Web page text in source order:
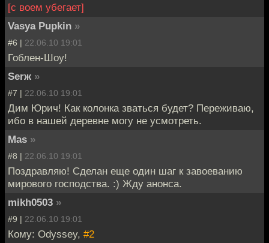
[с воем убегает]
Vasya Pupkin »
#6 | 22.06.10 19:01
Гоблен-Шоу!
Serж »
#7 | 22.06.10 19:01
Дим Юрич! Как колонка зваться будет? Переживаю,
ибо в нашей деревне могу не усмотреть.
Mas »
#8 | 22.06.10 19:01
Поздравляю! Сделан еще один шаг к завоеванию
мирового господства. :) Жду анонса.
mikh0503 »
#9 | 22.06.10 19:01
Кому: Odyssey, #2